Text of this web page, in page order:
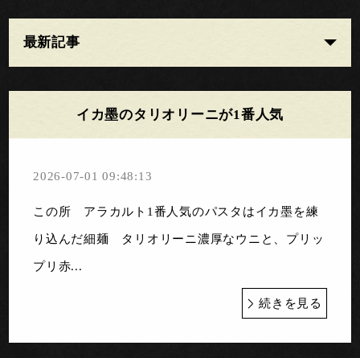
最新記事
イカ墨のタリオリーニが1番人気
2026-07-01 09:48:13
この所 アラカルト1番人気のパスタはイカ墨を練
り込んだ細麺 タリオリーニ濃厚なウニと、プリッ
プリ赤...
続きを見る